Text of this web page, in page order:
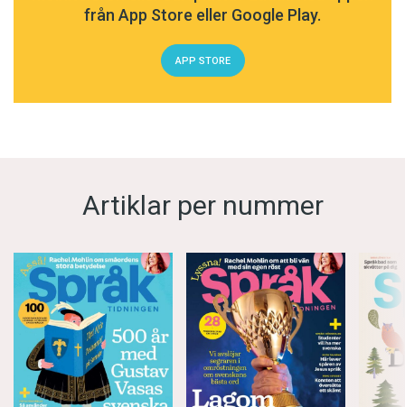
från App Store eller Google Play.
APP STORE
Artiklar per nummer